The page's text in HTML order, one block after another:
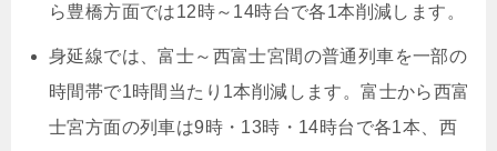
ら豊橋方面では12時～14時台で各1本削減します。
身延線では、富士～西富士宮間の普通列車を一部の
時間帯で1時間当たり1本削減します。富士から西富
士宮方面の列車は9時・13時・14時台で各1本、西